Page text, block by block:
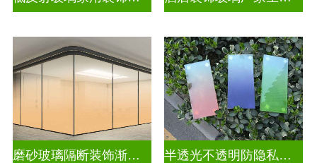
磨砂玻璃隔断装饰渐变玻璃 半透光不透明防隐私渐变装饰玻璃